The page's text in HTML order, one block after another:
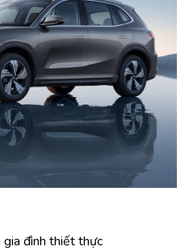
đình thiết thực